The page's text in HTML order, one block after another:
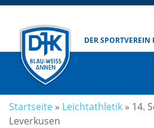
DER SPORTVEREIN
Startseite » Leichtathletik » 14.
Leverkusen